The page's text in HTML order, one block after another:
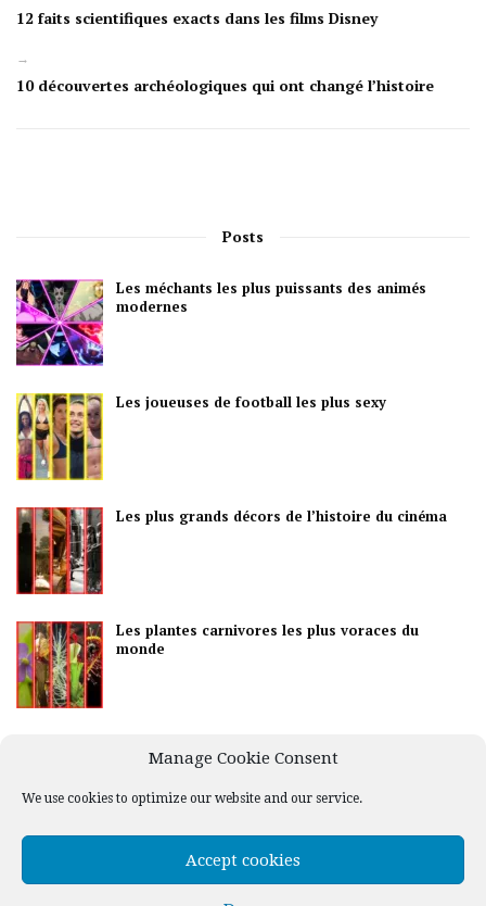
Manage Cookie Consent
We use cookies to optimize our website and our service.
Accept cookies
12 faits scientifiques exacts dans les films Disney
→
10 découvertes archéologiques qui ont changé l’histoire
Posts
Les méchants les plus puissants des animés
modernes
Les joueuses de football les plus sexy
Les plus grands décors de l’histoire du cinéma
Les plantes carnivores les plus voraces du
monde